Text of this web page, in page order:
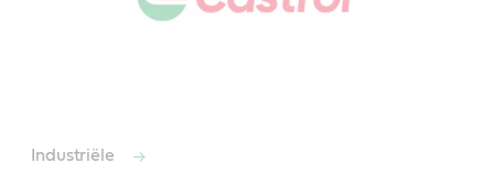
Industriële